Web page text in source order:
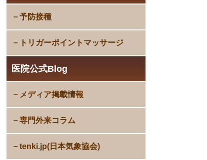
予防接種
トリガーポイントマッサージ
医院公式Blog
メディア掲載情報
専門外来コラム
tenki.jp(日本気象協会)